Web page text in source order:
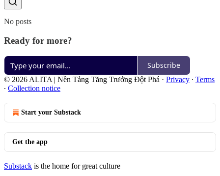
No posts
Ready for more?
Subscribe
© 2026 ALITA | Nền Tảng Tăng Trưởng Đột Phá · Privacy ∙ Terms
∙ Collection notice
Start your Substack
Get the app
Substack is the home for great culture